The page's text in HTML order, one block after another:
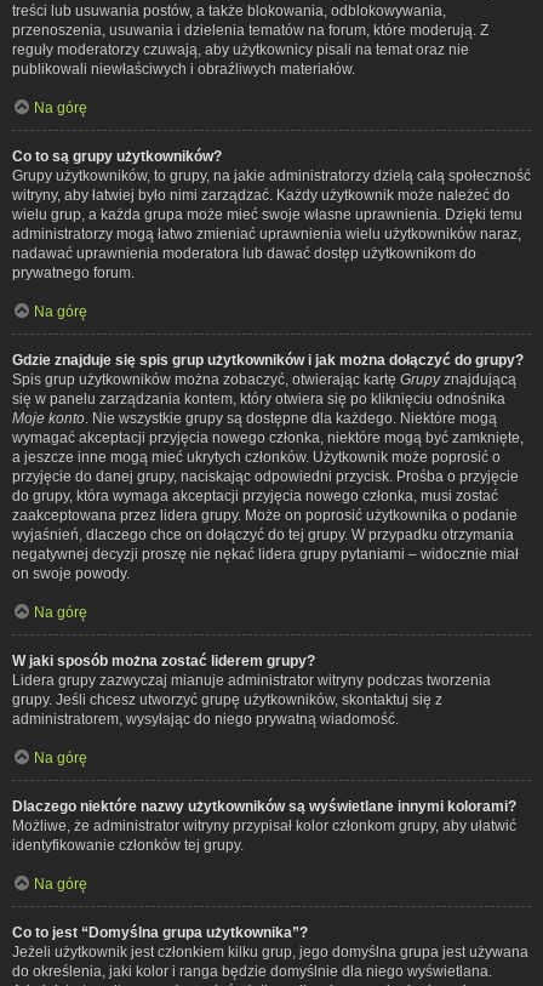
treści lub usuwania postów, a także blokowania, odblokowywania,
przenoszenia, usuwania i dzielenia tematów na forum, które moderują. Z
reguły moderatorzy czuwają, aby użytkownicy pisali na temat oraz nie
publikowali niewłaściwych i obraźliwych materiałów.
Na górę
Co to są grupy użytkowników?
Grupy użytkowników, to grupy, na jakie administratorzy dzielą całą społeczność
witryny, aby łatwiej było nimi zarządzać. Każdy użytkownik może należeć do
wielu grup, a każda grupa może mieć swoje własne uprawnienia. Dzięki temu
administratorzy mogą łatwo zmieniać uprawnienia wielu użytkowników naraz,
nadawać uprawnienia moderatora lub dawać dostęp użytkownikom do
prywatnego forum.
Na górę
Gdzie znajduje się spis grup użytkowników i jak można dołączyć do grupy?
Spis grup użytkowników można zobaczyć, otwierając kartę Grupyznajdującą
się w panelu zarządzania kontem, który otwiera się po kliknięciu odnośnika
Moje konto . Nie wszystkie grupy są dostępne dla każdego. Niektóre mogą
wymagać akceptacji przyjęcia nowego członka, niektóre mogą być zamknięte,
a jeszcze inne mogą mieć ukrytych członków. Użytkownik może poprosić o
przyjęcie do danej grupy, naciskając odpowiedni przycisk. Prośba o przyjęcie
do grupy, która wymaga akceptacji przyjęcia nowego członka, musi zostać
zaakceptowana przez lidera grupy. Może on poprosić użytkownika o podanie
wyjaśnień, dlaczego chce on dołączyć do tej grupy. W przypadku otrzymania
negatywnej decyzji proszę nie nękać lidera grupy pytaniami – widocznie miał
on swoje powody.
Na górę
W jaki sposób można zostać liderem grupy?
Lidera grupy zazwyczaj mianuje administrator witryny podczas tworzenia
grupy. Jeśli chcesz utworzyć grupę użytkowników, skontaktuj się z
administratorem, wysyłając do niego prywatną wiadomość.
Na górę
Dlaczego niektóre nazwy użytkowników są wyświetlane innymi kolorami?
Możliwe, że administrator witryny przypisał kolor członkom grupy, aby ułatwić
identyfikowanie członków tej grupy.
Na górę
Co to jest “Domyślna grupa użytkownika”?
Jeżeli użytkownik jest członkiem kilku grup, jego domyślna grupa jest używana
do określenia, jaki kolor i ranga będzie domyślnie dla niego wyświetlana.